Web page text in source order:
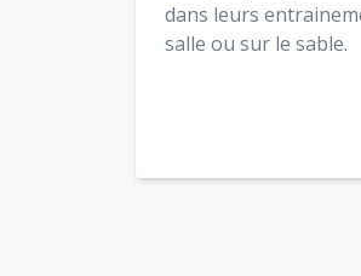
dans leurs
salle ou sur le sable.